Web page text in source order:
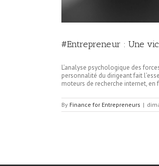
#Entrepreneur : Une
L’analyse psychologique des
personnalité du dirigeant fait
moteurs de recherche internet,
By Finance for Entrepreneurs |